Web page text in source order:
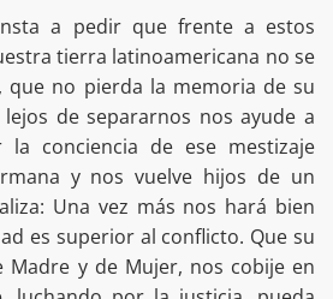
a pedir que frente a estos
tierra latinoamericana no se
que no pierda la memoria de su
de separarnos nos ayude a
la conciencia de ese mestizaje
y nos vuelve hijos de un
Una vez más nos hará bien
es superior al conflicto. Que su
y de Mujer, nos cobije en